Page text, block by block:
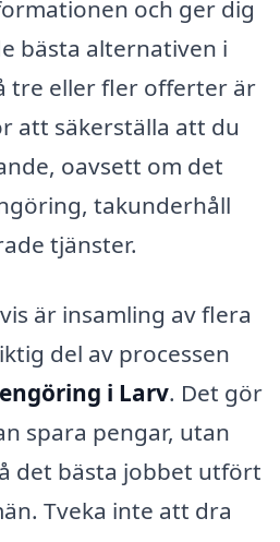
och ger dig
bästa alternativen i
tre eller fler offerter är
att säkerställa att du
oavsett om det
takunderhåll
tjänster.
är insamling av flera
del av processen
i Larv. Det gör
spara pengar, utan
det bästa jobbet utfört
Tveka inte att dra